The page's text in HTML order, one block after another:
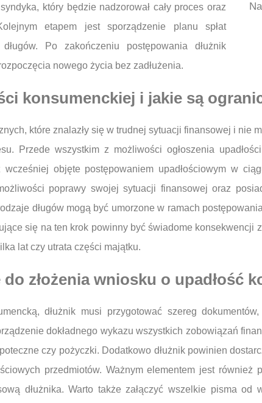
który będzie nadzorował cały proces oraz
etapem jest sporządzenie planu spłat
Po zakończeniu postępowania dłużnik
nowego życia bez zadłużenia.
konsumenckiej i jakie są
które znalazły się w trudnej sytuacji finansowej i nie
Przede wszystkim z możliwości ogłoszenia
objęte postępowaniem upadłościowym w
poprawy swojej sytuacji finansowej oraz
długów mogą być umorzone w ramach
się na ten krok powinny być świadome konsekwencji
lat czy utrata części majątku.
złożenia wniosku o upadłość
dłużnik musi przygotować szereg
dokładnego wykazu wszystkich zobowiązań
czy pożyczki. Dodatkowo dłużnik powinien
przedmiotów. Ważnym elementem jest również
dłużnika. Warto także załączyć wszelkie pisma od